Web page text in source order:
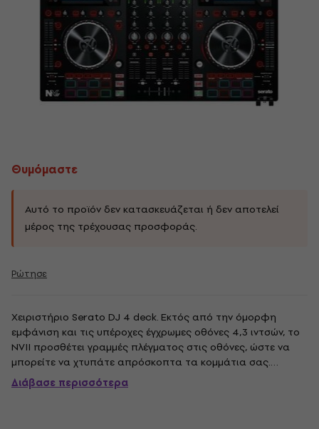
Θυμόμαστε
Αυτό το προϊόν δεν κατασκευάζεται ή δεν αποτελεί
μέρος της τρέχουσας προσφοράς.
Ρώτησε
Χειριστήριο Serato DJ 4 deck. Εκτός από την όμορφη
εμφάνιση και τις υπέροχες έγχρωμες οθόνες 4,3 ιντσών, το
NVII προσθέτει γραμμές πλέγματος στις οθόνες, ώστε να
μπορείτε να χτυπάτε απρόσκοπτα τα κομμάτια σας.
Επιπλέον, το NVII προσθέτει μια ταξινόμηση 5 στηλών για
την προβολή της μουσικής σας—3 στήλες κάθε φορά—ανά
Διάβασε περισσότερα